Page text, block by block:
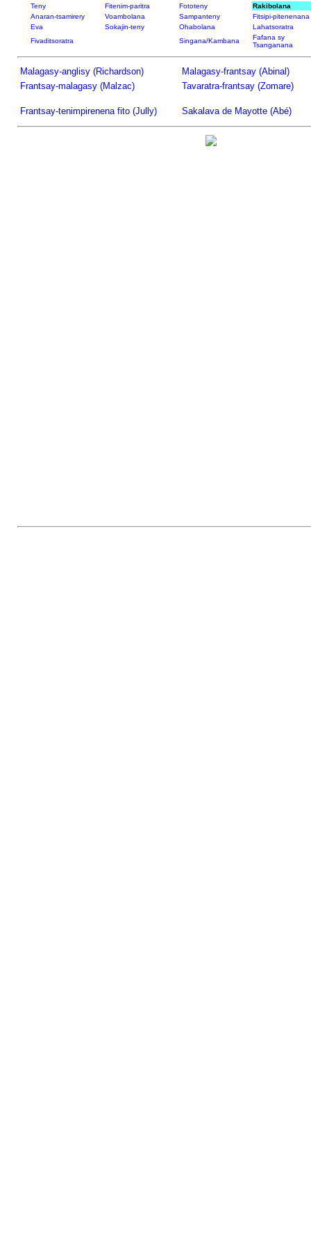
Teny Fitenim-paritra Fototeny
Rakibolana
Anaran-tsamirery
Voambolana Sampanteny
Fitsipi-pitenenana
Eva
Sokajin-teny Ohabolana
Lahatsoratra
Fivaditsoratra
Singana/Kambana
Fafana sy
Tsanganana
Malagasy-anglisy (Richardson)
Malagasy-frantsay (Abinal)
Frantsay-malagasy (Malzac)
Tavaratra-frantsay (Zomare)
Frantsay-tenimpirenena fito (Jully) Sakalava de Mayotte (Abé)